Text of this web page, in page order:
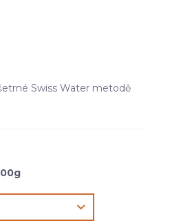
Swiss Water metodě